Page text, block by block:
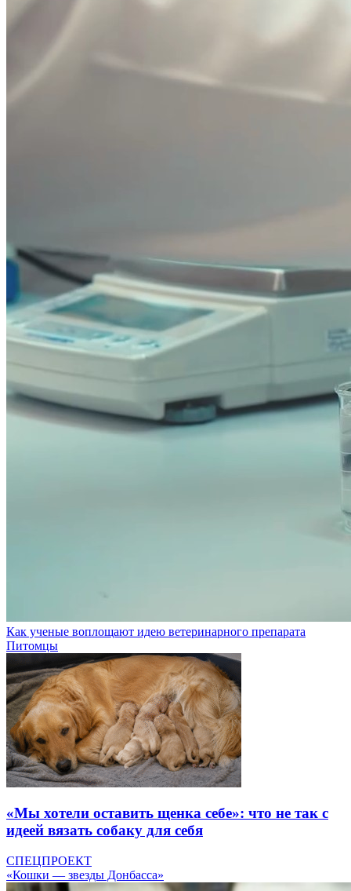
Как ученые воплощают идею ветеринарного препарата
Питомцы
«Мы хотели оставить щенка себе»: что не так с
идеей вязать собаку для себя
СПЕЦПРОЕКТ
«Кошки — звезды Донбасса»